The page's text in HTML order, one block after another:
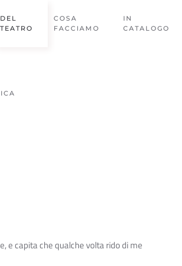
DEL
TEATRO
COSA
FACCIAMO
IN
CATALOGO
e capita che qualche volta rido di me